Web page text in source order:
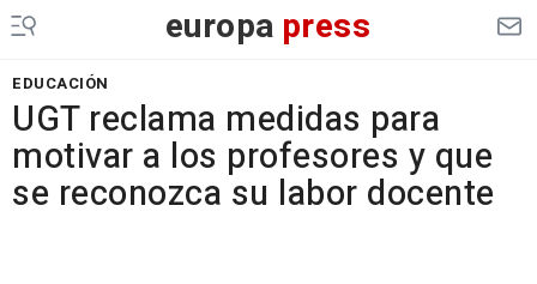
europa press
EDUCACIÓN
UGT reclama medidas para
motivar a los profesores y que
se reconozca su labor docente